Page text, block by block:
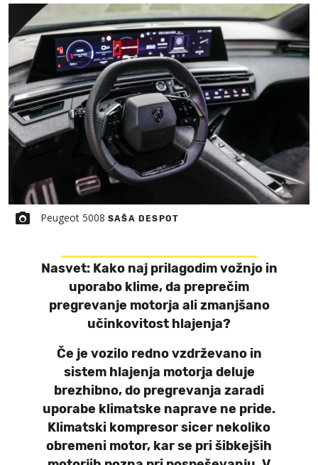
Peugeot 5008 SAŠA DESPOT
Nasvet: Kako naj prilagodim vožnjo in
uporabo klime, da preprečim
pregrevanje motorja ali zmanjšano
učinkovitost hlajenja?
Če je vozilo redno vzdrževano in
sistem hlajenja motorja deluje
brezhibno, do pregrevanja zaradi
uporabe klimatske naprave ne pride.
Klimatski kompresor sicer nekoliko
obremeni motor, kar se pri šibkejših